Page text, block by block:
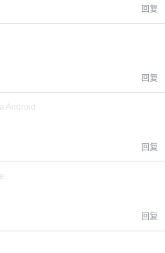
回复
回复
Android
回复
回复